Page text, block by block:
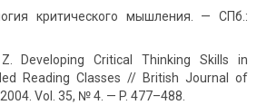
критического мышления. — СПб.:
Developing Critical Thinking Skills in
Reading Classes // British Journal of
Vol. 35, № 4. — P. 477–488.